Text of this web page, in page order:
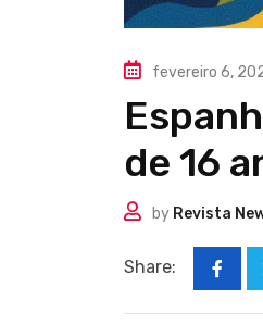
fevereiro 6,
de 16
by Revista
Share: